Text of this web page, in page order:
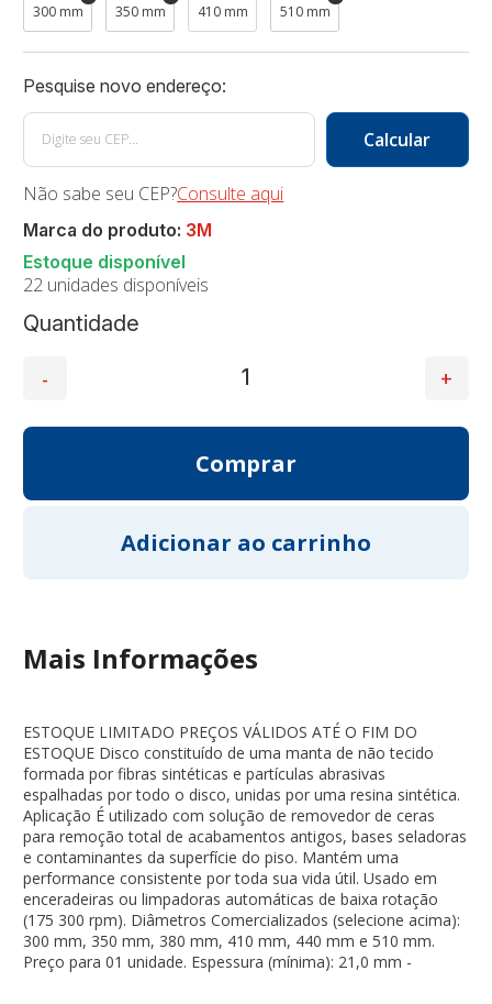
300 mm 350 mm 410 mm 510 mm
Quantidade
Não sabe seu CEP?Consulte aqui
22 unidades disponíveis
Marca do produto: 3M
Mais Informações
ESTOQUE LIMITADO PREÇOS VÁLIDOS ATÉ O FIM DO
ESTOQUE Disco constituído de uma manta de não tecido
formada por fibras sintéticas e partículas abrasivas
espalhadas por todo o disco, unidas por uma resina sintética.
Aplicação É utilizado com solução de removedor de ceras
para remoção total de acabamentos antigos, bases seladoras
e contaminantes da superfície do piso. Mantém uma
performance consistente por toda sua vida útil. Usado em
enceradeiras ou limpadoras automáticas de baixa rotação
(175 300 rpm). Diâmetros Comercializados (selecione acima):
300 mm, 350 mm, 380 mm, 410 mm, 440 mm e 510 mm.
Preço para 01 unidade. Espessura (mínima): 21,0 mm -